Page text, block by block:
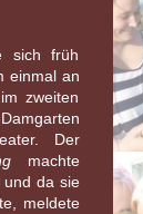
sich früh
einmal an
zweiten
Der
machte
und da sie
meldete